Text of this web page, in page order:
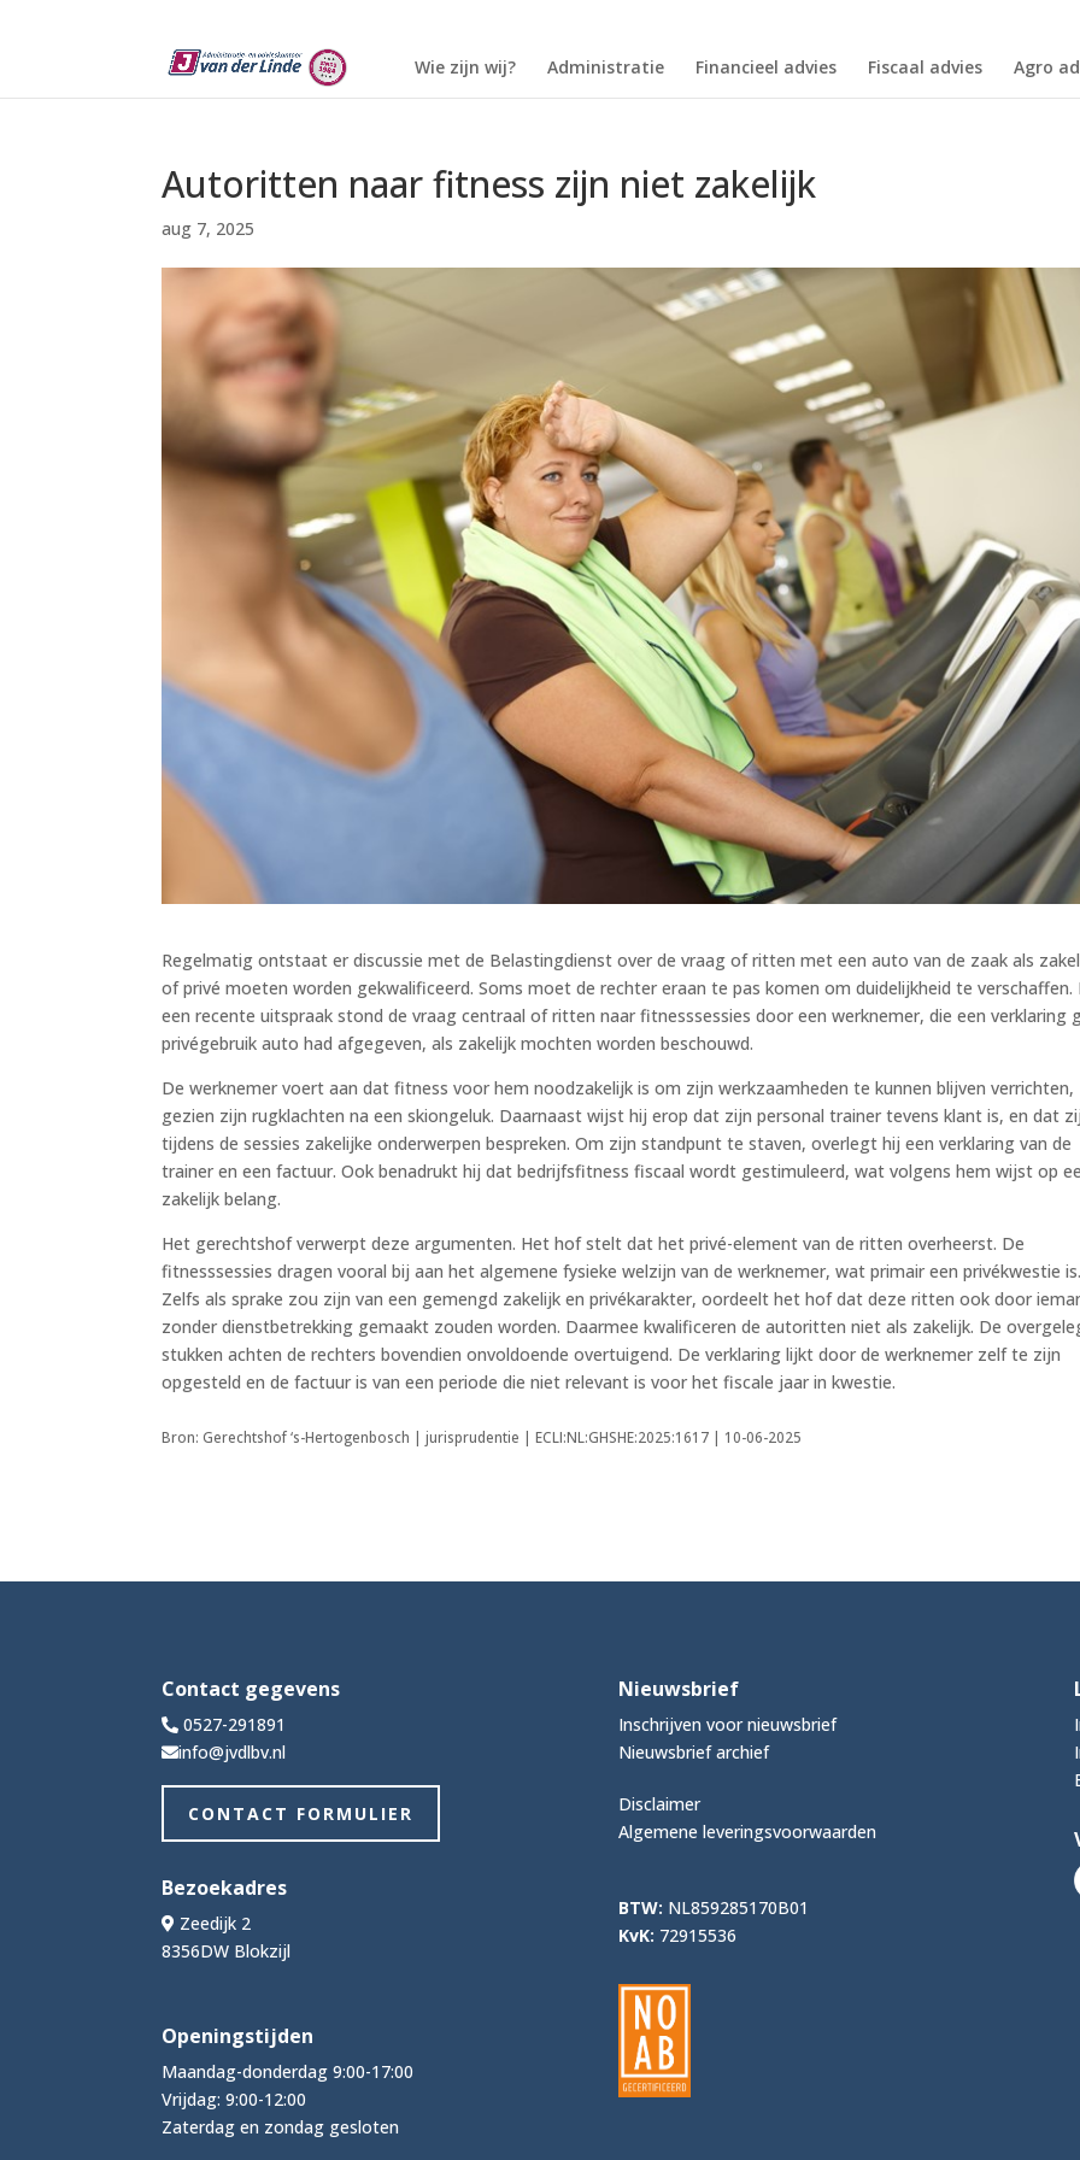
Wie zijn wij? Administratie Financieel advies Fiscaal advies Agro
Autoritten naar fitness zijn niet zakelijk
aug 7, 2025
Regelmatig ontstaat er discussie met de Belastingdienst over de vraag of ritten met een auto van de zaak als
of privé moeten worden gekwalificeerd. Soms moet de rechter eraan te pas komen om duidelijkheid te verschaffen.
een recente uitspraak stond de vraag centraal of ritten naar fitnesssessies door een werknemer, die een verklaring
privégebruik auto had afgegeven, als zakelijk mochten worden beschouwd.
De werknemer voert aan dat fitness voor hem noodzakelijk is om zijn werkzaamheden te kunnen blijven verrichten,
gezien zijn rugklachten na een skiongeluk. Daarnaast wijst hij erop dat zijn personal trainer tevens klant is, en dat zij
tijdens de sessies zakelijke onderwerpen bespreken. Om zijn standpunt te staven, overlegt hij een verklaring van de
trainer en een factuur. Ook benadrukt hij dat bedrijfsfitness fiscaal wordt gestimuleerd, wat volgens hem wijst op
zakelijk belang.
Het gerechtshof verwerpt deze argumenten. Het hof stelt dat het privé-element van de ritten overheerst. De
fitnesssessies dragen vooral bij aan het algemene fysieke welzijn van de werknemer, wat primair een privékwestie is.
Zelfs als sprake zou zijn van een gemengd zakelijk en privékarakter, oordeelt het hof dat deze ritten ook door
zonder dienstbetrekking gemaakt zouden worden. Daarmee kwalificeren de autoritten niet als zakelijk. De
stukken achten de rechters bovendien onvoldoende overtuigend. De verklaring lijkt door de werknemer zelf te zijn
opgesteld en de factuur is van een periode die niet relevant is voor het fiscale jaar in kwestie.
Bron: Gerechtshof ‘s-Hertogenbosch | jurisprudentie | ECLI:NL:GHSHE:2025:1617 | 10-06-2025
Contact gegevens
0527-291891
info@jvdlbv.nl
CONTACT FORMULIER
Bezoekadres
Zeedijk 2
8356DW Blokzijl
Openingstijden
Maandag-donderdag 9:00-17:00
Vrijdag: 9:00-12:00
Zaterdag en zondag gesloten
Nieuwsbrief
Inschrijven voor nieuwsbrief
Nieuwsbrief archief
Disclaimer
Algemene leveringsvoorwaarden
BTW: NL859285170B01
KvK: 72915536